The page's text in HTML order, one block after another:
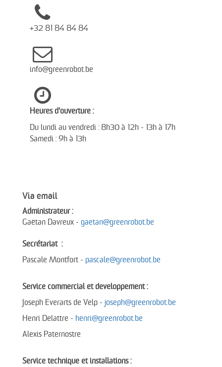
+32 81 84 84 84
info@greenrobot.be
Heures d'ouverture :
Du lundi au vendredi : 8h30 à 12h - 13h à 17h
Samedi : 9h à 13h
Via email
Administrateur :
Gaëtan Davreux - gaetan@greenrobot.be
Secrétariat :
Pascale Montfort - pascale@greenrobot.be
Service commercial et developpement :
Joseph Everarts de Velp - joseph@greenrobot.be
Henri Delattre - henri@greenrobot.be
Alexis Paternostre
Service technique et installations :